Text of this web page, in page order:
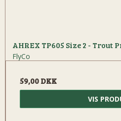
AHREX TP605 Size 2 - Trout
FlyCo
59,00 DKK
VIS